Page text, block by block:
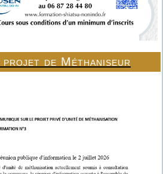
projet de Méthaniseur